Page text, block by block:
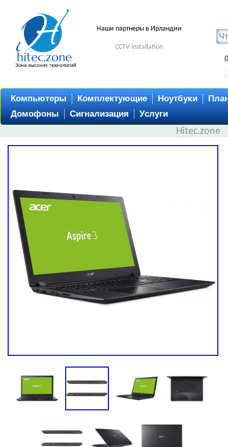
Наши партнеры в Ирландии
CCTV installation
Компьютеры Комплектующие Ноутбуки
Домофоны
Сигнализация Услуги
Hitec.zone